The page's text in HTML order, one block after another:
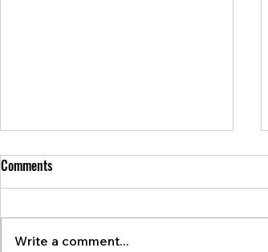
Comments
Write a comment...